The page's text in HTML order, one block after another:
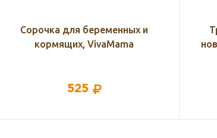
Трикотажные платочки для
новорожденных Little Me, 3 шт.
243